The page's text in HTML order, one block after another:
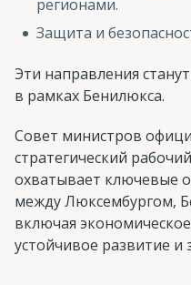
регионами.
Защита и
Эти направления
в рамках Бенилюкса.
Совет министров
стратегический
охватывает ключевые
между Люксембургом,
включая
устойчивое развитие и